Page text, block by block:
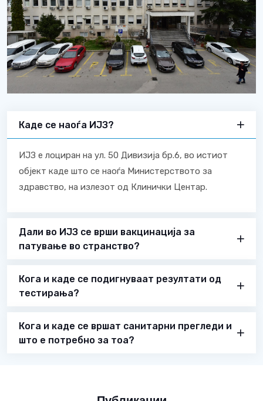
Каде се наоѓа ИЈЗ?
ИЈЗ е лоциран на ул. 50 Дивизија бр.6, во истиот
објект каде што се наоѓа Министерството за
здравство, на излезот од Клинички Центар.
Дали во ИЈЗ се врши вакцинација за
патување во странство?
Кога и каде се подигнуваат резултати од
тестирања?
Кога и каде се вршат санитарни прегледи и
што е потребно за тоа?